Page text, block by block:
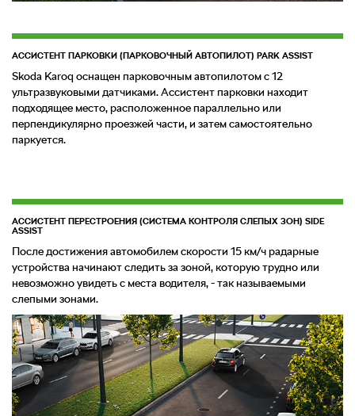
АССИСТЕНТ ПАРКОВКИ (ПАРКОВОЧНЫЙ АВТОПИЛОТ) PARK ASSIST
Skoda Karoq оснащен парковочным автопилотом с 12
ультразвуковыми датчиками. Ассистент парковки находит
подходящее место, расположенное параллельно или
перпендикулярно проезжей части, и затем самостоятельно
паркуется.
АССИСТЕНТ ПЕРЕСТРОЕНИЯ (СИСТЕМА КОНТРОЛЯ СЛЕПЫХ ЗОН) SIDE
ASSIST
После достижения автомобилем скорости 15 км/ч радарные
устройства начинают следить за зоной, которую трудно или
невозможно увидеть с места водителя, - так называемыми
слепыми зонами.